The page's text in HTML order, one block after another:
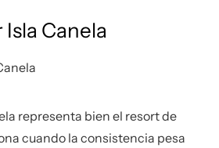
Canela
representa bien el resort de
cuando la consistencia pesa